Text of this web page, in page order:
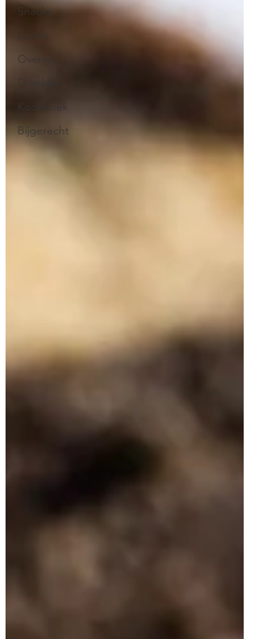
Snacks
Lunch
Overig
Kookboek
Bijgerecht